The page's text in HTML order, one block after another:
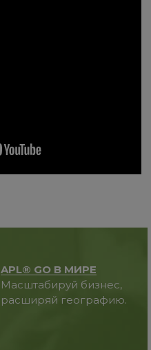
APL® GO В МИРЕ
Масштабируй бизнес,
расширяй географию.